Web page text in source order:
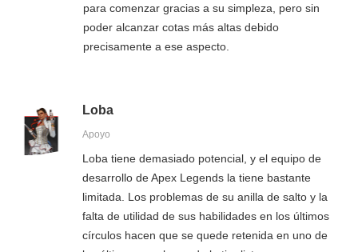
para comenzar gracias a su simpleza, pero sin
poder alcanzar cotas más altas debido
precisamente a ese aspecto.
Loba
Apoyo
Loba tiene demasiado potencial, y el equipo de
desarrollo de Apex Legends la tiene bastante
limitada. Los problemas de su anilla de salto y la
falta de utilidad de sus habilidades en los últimos
círculos hacen que se quede retenida en uno de